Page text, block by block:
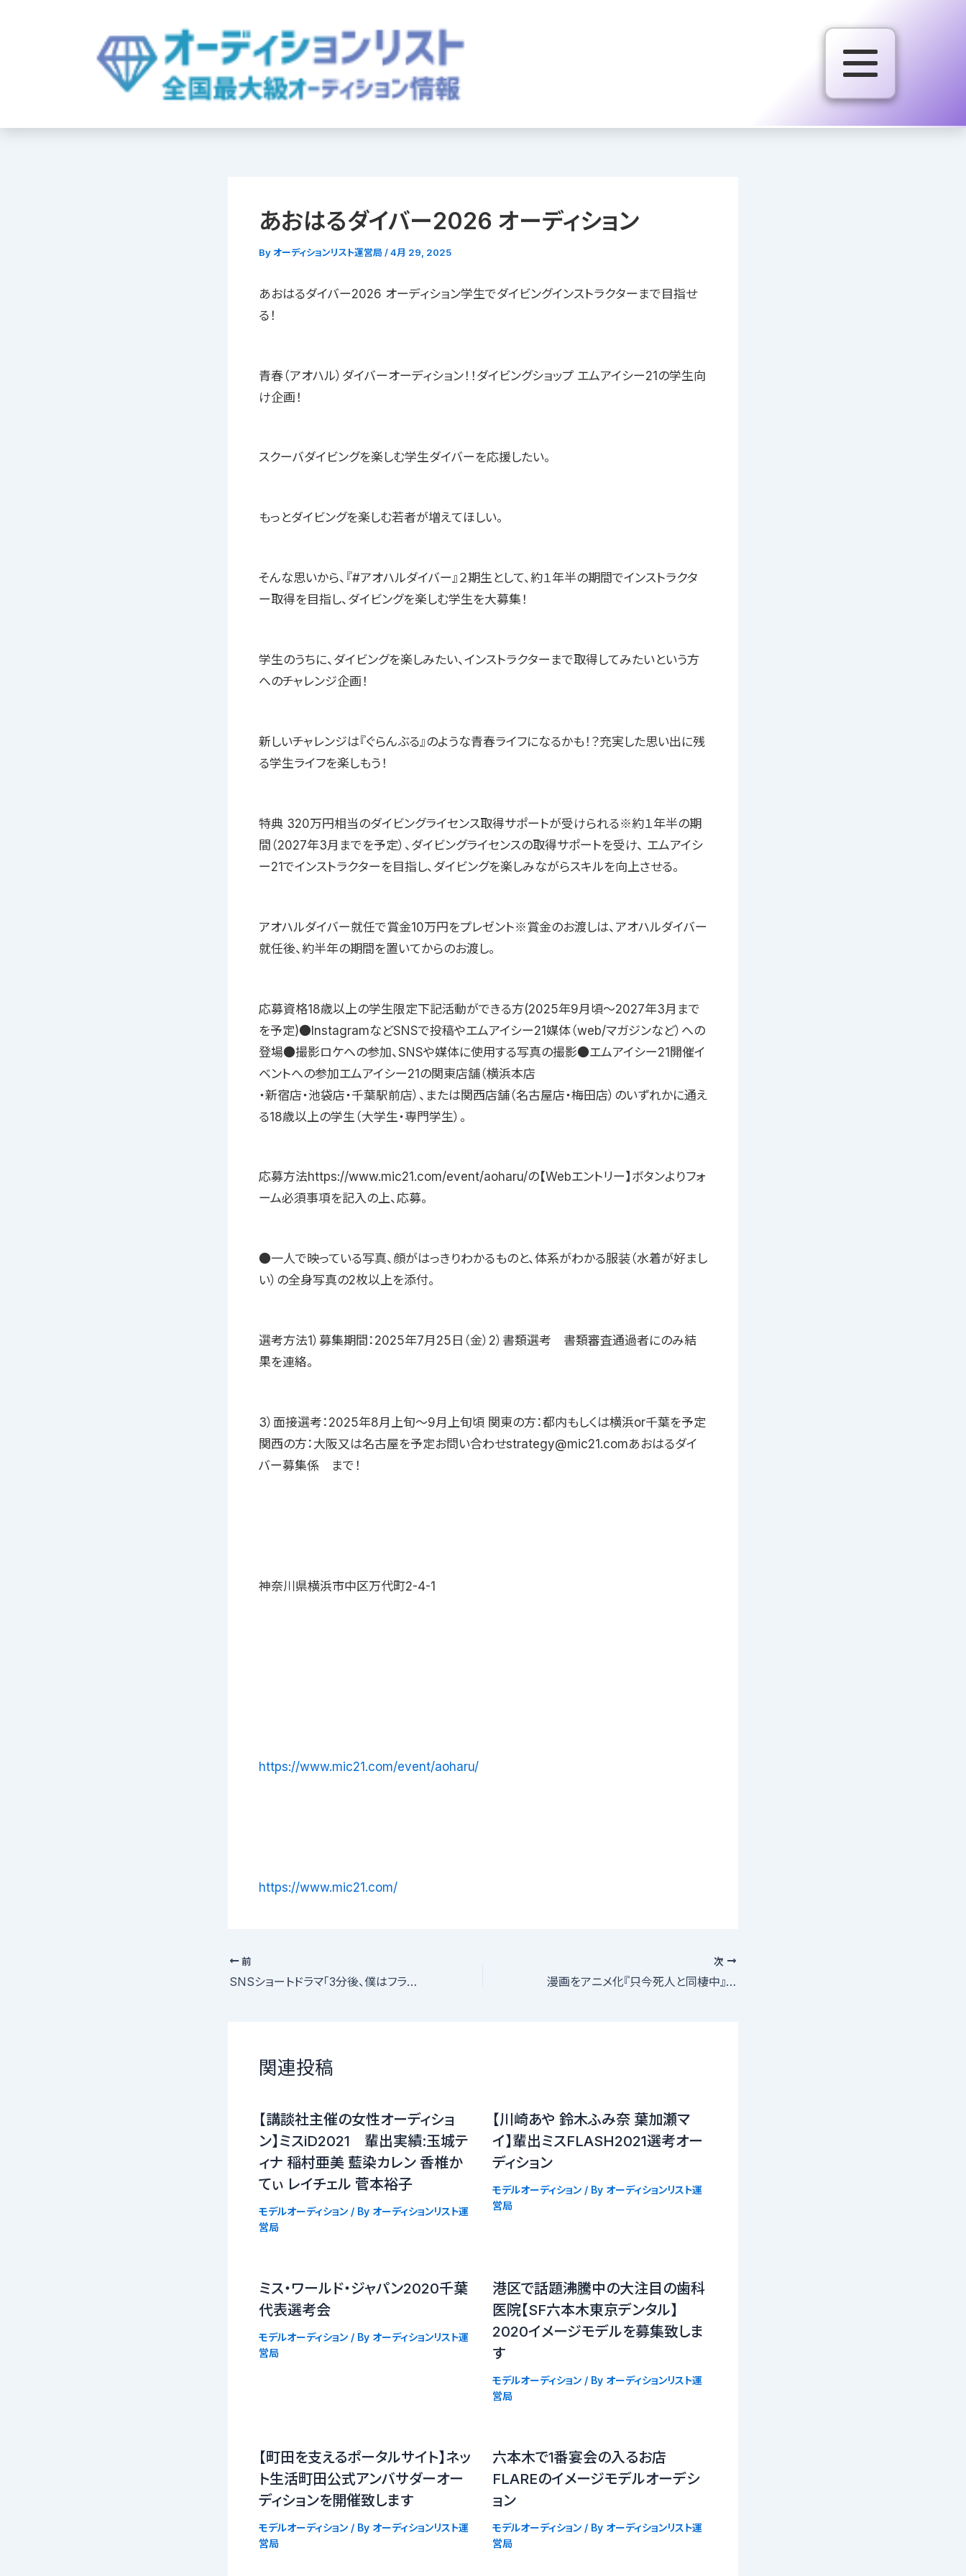
あおはるダイバー2026 オーディション
By オーディションリスト運営局 /4月 29, 2025
あおはるダイバー2026 オーディション学生でダイビングインストラクターまで目指せ
る！
青春（アオハル）ダイバーオーディション！！ダイビングショップ エムアイシー21の学生向
け企画！
スクーバダイビングを楽しむ学生ダイバーを応援したい。
もっとダイビングを楽しむ若者が増えてほしい。
そんな思いから、『#アオハルダイバー』２期生として、約１年半の期間でインストラクタ
ー取得を目指し、ダイビングを楽しむ学生を大募集！
学生のうちに、ダイビングを楽しみたい、インストラクターまで取得してみたいという方
へのチャレンジ企画！
新しいチャレンジは『ぐらんぶる』のような青春ライフになるかも！？充実した思い出に残
る学生ライフを楽しもう！
特典 320万円相当のダイビングライセンス取得サポートが受けられる※約１年半の期
間（2027年3月までを予定）、ダイビングライセンスの取得サポートを受け、 エムアイシ
ー21でインストラクターを目指し、ダイビングを楽しみながらスキルを向上させる。
アオハルダイバー就任で賞金10万円をプレゼント※賞金のお渡しは、アオハルダイバー
就任後、約半年の期間を置いてからのお渡し。
応募資格18歳以上の学生限定下記活動ができる方(2025年9月頃〜2027年3月まで
を予定)●InstagramなどSNSで投稿やエムアイシー21媒体（web/マガジンなど）への
登場●撮影ロケへの参加、SNSや媒体に使用する写真の撮影●エムアイシー21開催イ
ベントへの参加エムアイシー21の関東店舗（横浜本店
・新宿店・池袋店・千葉駅前店）、または関西店舗（名古屋店・梅田店）のいずれかに通え
る18歳以上の学生（大学生・専門学生）。
応募方法https://www.mic21.com/event/aoharu/の【Webエントリー】ボタンよりフォ
ーム必須事項を記入の上、応募。
●一人で映っている写真、顔がはっきりわかるものと、体系がわかる服装（水着が好まし
い）の全身写真の2枚以上を添付。
選考方法1）募集期間：2025年7月25日（金）2）書類選考 書類審査通過者にのみ結
果を連絡。
3）面接選考：2025年8月上旬〜9月上旬頃 関東の方：都内もしくは横浜or千葉を予定
関西の方：大阪又は名古屋を予定お問い合わせstrategy@mic21.comあおはるダイ
バー募集係 まで！
神奈川県横浜市中区万代町2-4-1
https://www.mic21.com/event/aoharu/
https://www.mic21.com/
前
SNSショートドラマ「3分後、僕はフラれる（仮）」のヒロイン役募集@福岡
次
漫画をアニメ化『只今死人と同棲中』声優募集!!大手海外サブスク配信サイト!!
関連投稿
【講談社主催の女性オーディショ
ン】ミスiD2021 輩出実績:玉城テ
ィナ 稲村亜美 藍染カレン 香椎か
てぃ レイチェル 菅本裕子
モデルオーディション/ By オーディションリスト運
営局
【川崎あや 鈴木ふみ奈 葉加瀬マ
イ】輩出ミスFLASH2021選考オー
ディション
モデルオーディション/ By オーディションリスト運
営局
ミス・ワールド・ジャパン2020千葉
代表選考会
モデルオーディション/ By オーディションリスト運
営局
港区で話題沸騰中の大注目の歯科
医院【SF六本木東京デンタル】
2020イメージモデルを募集致しま
す
モデルオーディション/ By オーディションリスト運
営局
【町田を支えるポータルサイト】ネッ
ト生活町田公式アンバサダーオー
ディションを開催致します
モデルオーディション/ By オーディションリスト運
営局
六本木で1番宴会の入るお店
FLAREのイメージモデルオーデシ
ョン
モデルオーディション/ By オーディションリスト運
営局